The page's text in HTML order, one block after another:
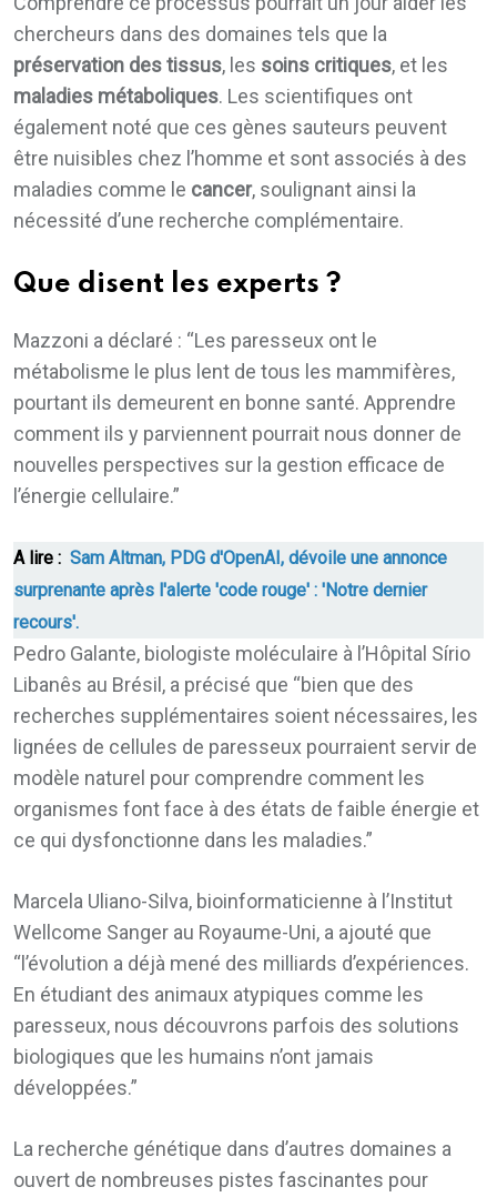
chercheurs dans des domaines tels que la
préservation des tissus, les soins critiques, et les
maladies métaboliques. Les scientifiques ont
également noté que ces gènes sauteurs peuvent
être nuisibles chez l’homme et sont associés à des
maladies comme le cancer, soulignant ainsi la
nécessité d’une recherche complémentaire.
Que disent les experts ?
Mazzoni a déclaré : “Les paresseux ont le
métabolisme le plus lent de tous les mammifères,
pourtant ils demeurent en bonne santé. Apprendre
comment ils y parviennent pourrait nous donner de
nouvelles perspectives sur la gestion efficace de
l’énergie cellulaire.”
A lire : Sam Altman, PDG d'OpenAI, dévoile une annonce
surprenante après l'alerte 'code rouge' : 'Notre dernier
recours'.
Pedro Galante, biologiste moléculaire à l’Hôpital Sírio
Libanês au Brésil, a précisé que “bien que des
recherches supplémentaires soient nécessaires, les
lignées de cellules de paresseux pourraient servir de
modèle naturel pour comprendre comment les
organismes font face à des états de faible énergie et
ce qui dysfonctionne dans les maladies.”
Marcela Uliano-Silva, bioinformaticienne à l’Institut
Wellcome Sanger au Royaume-Uni, a ajouté que
“l’évolution a déjà mené des milliards d’expériences.
En étudiant des animaux atypiques comme les
paresseux, nous découvrons parfois des solutions
biologiques que les humains n’ont jamais
développées.”
La recherche génétique dans d’autres domaines a
ouvert de nombreuses pistes fascinantes pour